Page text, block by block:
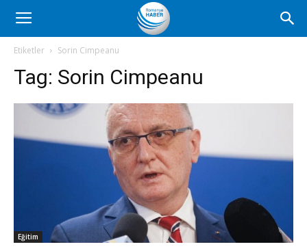
Romanya
Haber
Etiketler Sorin Cimpeanu
Tag: Sorin Cimpeanu
Eğitim